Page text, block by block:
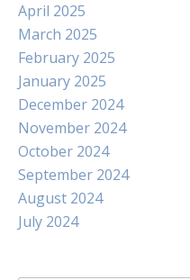
April 2025
March 2025
February 2025
January 2025
December 2024
November 2024
October 2024
September 2024
August 2024
July 2024